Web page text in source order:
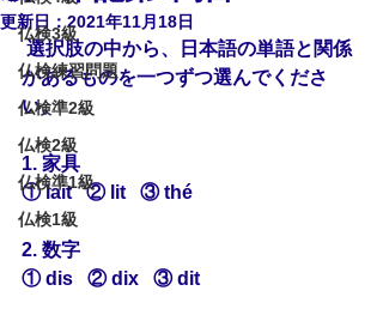
仏検3級
仏検練習問題
仏検準2級
仏検2級
仏検準1級
仏検1級
更新日：2021年11月18日
選択肢の中から、日本語の単語と 関係
があるものを一つずつ選んでくださ
い。
1. 家具
① lait   ② lit   ③ thé
2. 数字
① dis   ② dix   ③ dit